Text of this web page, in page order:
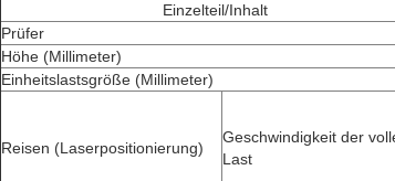
Einzelteil/Inhalt
Prüfer
Höhe (Millimeter)
Einheitslastsgröße (Millimeter)
Reisen (Laserpositionierung)
Geschwindigkeit der
Last